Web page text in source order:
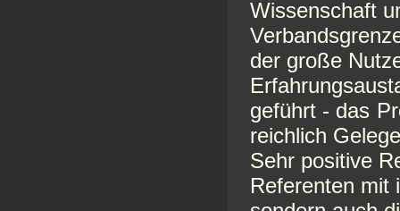
Wissenschaft
der große
geführt - das
reichlich
Sehr positive
Referenten mit